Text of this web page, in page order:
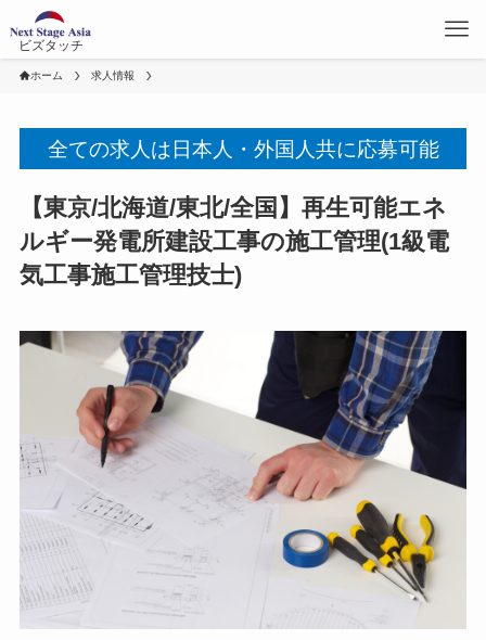
ビズタッチ
ホーム 求人情報
全ての求人は日本人・外国人共に応募可能
【東京/北海道/東北/全国】再生可能エネ
ルギー発電所建設工事の施工管理(1級電
気工事施工管理技士)